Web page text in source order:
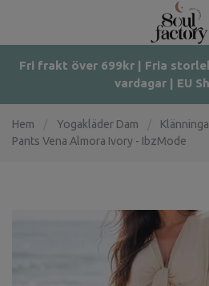
Fri frakt över 699kr | Fria
vardagar | EU
Hem Yogakläder Dam
Pants Vena Almora Ivory - IbzMode